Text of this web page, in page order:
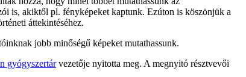
is, akiktől pl. fényképeket kaptunk. Ezúton is köszönjük a
áttekintéséhez.
jobb minőségű képeket mutathassunk.
gyógyszertárvezetője nyitotta meg. A megnyitó résztvevői